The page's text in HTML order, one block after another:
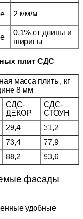
2 мм/м
0,1% от длины и
ширины
плит СДС
масса плиты, кг
8 мм
СДС-
ДЕКОР
СДС-
СТОУН
29,4
31,2
73,4
77,9
88,2 93,6
фасады
удобные